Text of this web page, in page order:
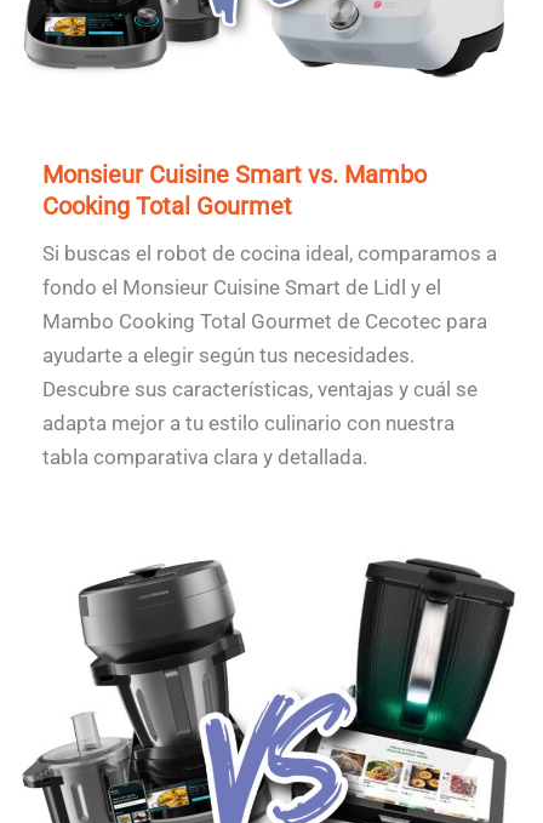
Monsieur Cuisine Smart vs. Mambo
Cooking Total Gourmet
Si buscas el robot de cocina ideal, comparamos a
fondo el Monsieur Cuisine Smart de Lidl y el
Mambo Cooking Total Gourmet de Cecotec para
ayudarte a elegir según tus necesidades.
Descubre sus características, ventajas y cuál se
adapta mejor a tu estilo culinario con nuestra
tabla comparativa clara y detallada.